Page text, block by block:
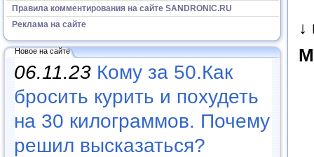
Правила комментирования на сайте SANDRONIC.RU
Реклама на сайте
Новое на сайте
06.11.23 Кому за 50.Как
бросить курить и похудеть
на 30 килограммов. Почему
решил высказаться?